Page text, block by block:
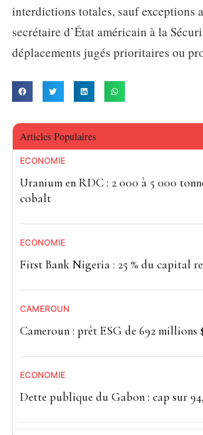
interdictions totales, sauf exceptions
secrétaire d’État américain à la
déplacements jugés prioritaires ou
Articles Populaires
ECONOMIE
Uranium en RDC : 2 000 à 5 000
cobalt
ECONOMIE
First Bank Nigeria : 25 % du capital
CAMEROUN
Cameroun : prêt ESG de 692 millions
ECONOMIE
Dette publique du Gabon : cap sur